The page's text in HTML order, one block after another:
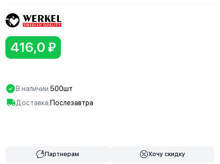
416,0 ₽
В наличии:500шт
Доставка:Послезавтра
Партнерам Хочу скидку